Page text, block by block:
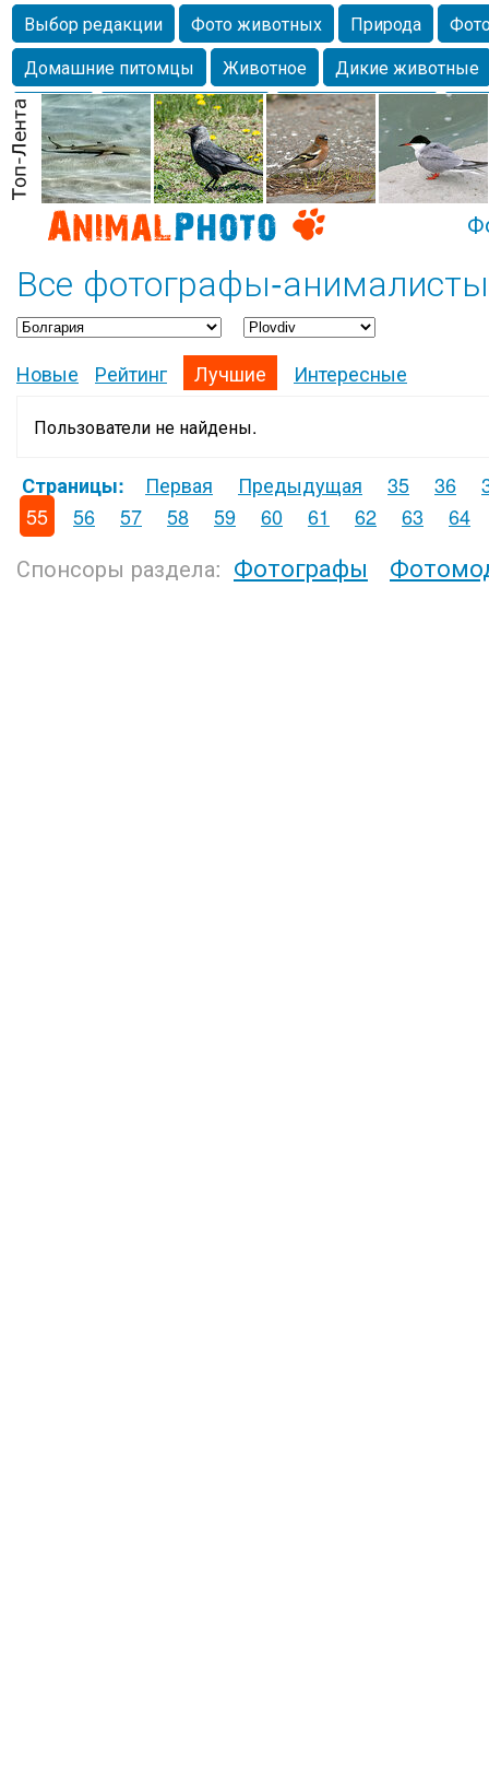
Выбор редакции Фото животных Природа
Домашние питомцы
Животное
Дикие животные
Собаки
Alexanderandronik Млекопитающие
Морда
Собачка Осень Портрет
Домашние
Насекомое
Коты Lebert Дикие птицы Утка
Все фотографы-
Новые Рейтинг Лучшие Интересные
Пользователи не найдены.
Страницы: Первая Предыдущая 35 36
55
56 57 58 59 60 61 62 63 64
Спонсоры раздела: Фотографы